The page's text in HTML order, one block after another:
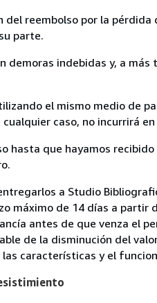
del reembolso por la
parte.
demoras indebidas y, a
el mismo medio de
caso, no incurrirá
hasta que hayamos
a Studio
máximo de 14 días a
antes de que venza el
de la disminución del
características y el